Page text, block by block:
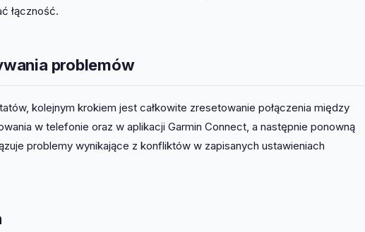
łączność.
problemów
kolejnym krokiem jest całkowite zresetowanie połączenia między
w telefonie oraz w aplikacji Garmin Connect, a następnie ponowną
problemy wynikające z konfliktów w zapisanych ustawieniach